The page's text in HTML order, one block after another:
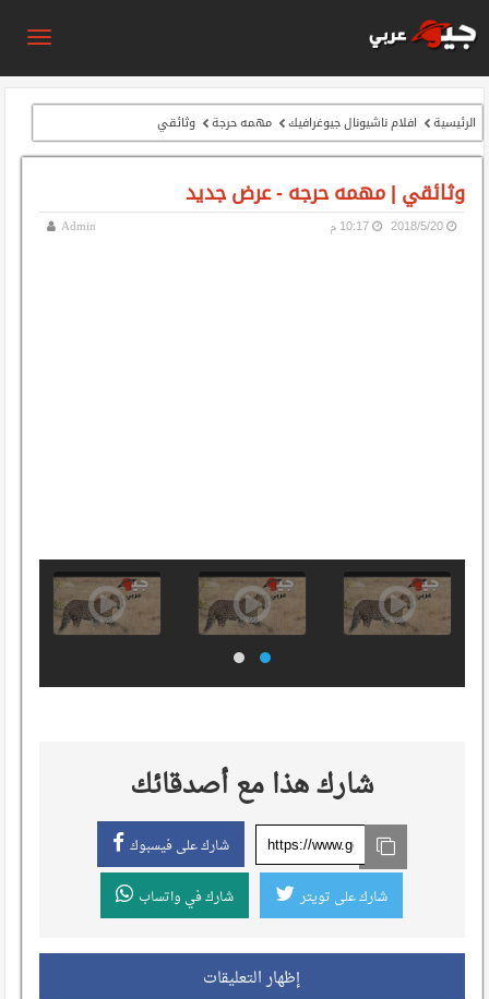
الرئيسية افلام ناشيونال جيوغرافيك مهمه حرجة وثائقي
وثائقي | مهمه حرجه - عرض جديد
Admin 20‏/5‏/2018 10:17 م
شارك هذا مع أصدقائك
شارك على فيسبوك
شارك على تويتر شارك في واتساب
إظهار التعليقات